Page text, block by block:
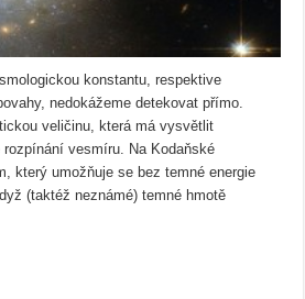
konstantu, respektive
nedokážeme detekovat přímo.
veličinu, která má vysvětlit
vesmíru. Na Kodaňské
který umožňuje se bez temné energie
(taktéž neznámé) temné hmotě